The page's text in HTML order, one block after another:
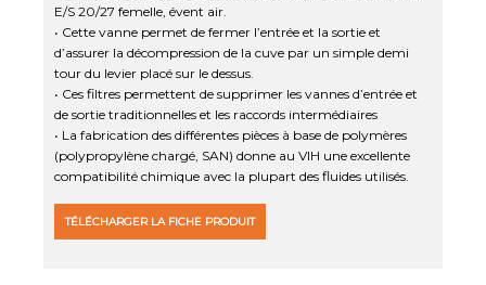
E/S 20/27 femelle, évent air.
• Cette vanne permet de fermer l’entrée et la sortie et
d’assurer la décompression de la cuve par un simple demi
tour du levier placé sur le dessus.
• Ces filtres permettent de supprimer les vannes d’entrée et
de sortie traditionnelles et les raccords intermédiaires
• La fabrication des différentes pièces à base de polymères
(polypropylène chargé, SAN) donne au VIH une excellente
compatibilité chimique avec la plupart des fluides utilisés.
TÉLÉCHARGER LA FICHE PRODUIT